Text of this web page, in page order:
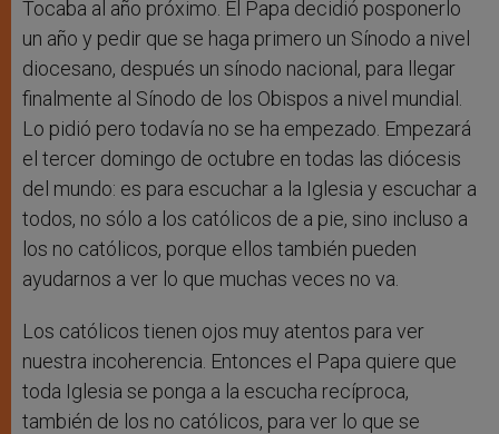
Tocaba al año próximo. El Papa decidió posponerlo
un año y pedir que se haga primero un Sínodo a nivel
diocesano, después un sínodo nacional, para llegar
finalmente al Sínodo de los Obispos a nivel mundial.
Lo pidió pero todavía no se ha empezado. Empezará
el tercer domingo de octubre en todas las diócesis
del mundo: es para escuchar a la Iglesia y escuchar a
todos, no sólo a los católicos de a pie, sino incluso a
los no católicos, porque ellos también pueden
ayudarnos a ver lo que muchas veces no va.
Los católicos tienen ojos muy atentos para ver
nuestra incoherencia. Entonces el Papa quiere que
toda Iglesia se ponga a la escucha recíproca,
también de los no católicos, para ver lo que se